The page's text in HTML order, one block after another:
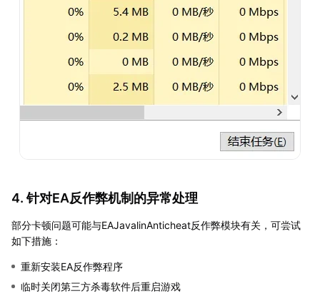
4. 针对EA反作弊机制的异常处理
部分卡顿问题可能与EAJavalinAnticheat反作弊模块有关，可尝试
如下措施：
重新安装EA反作弊程序
临时关闭第三方杀毒软件后重启游戏